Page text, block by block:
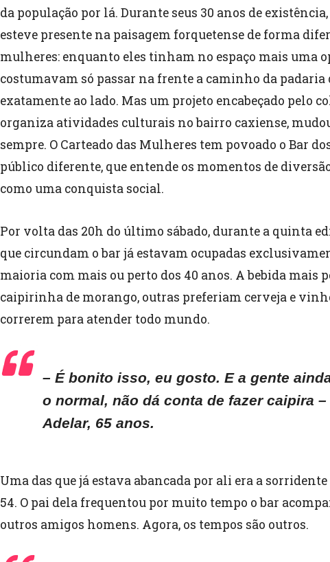
da população por lá. Durante seus 30 anos de
esteve presente na paisagem forquetense de forma
mulheres: enquanto eles tinham no espaço mais uma
costumavam só passar na frente a caminho da
exatamente ao lado. Mas um projeto encabeçado pelo
organiza atividades culturais no bairro caxiense,
sempre. O Carteado das Mulheres tem povoado o Bar
público diferente, que entende os momentos de
como uma conquista social.
Por volta das 20h do último sábado, durante a quinta
que circundam o bar já estavam ocupadas
maioria com mais ou perto dos 40 anos. A bebida mais
caipirinha de morango, outras preferiam cerveja e
correrem para atender todo mundo.
– É bonito isso, eu gosto. E a gente
o normal, não dá conta de fazer caipira
Adelar, 65 anos.
Uma das que já estava abancada por ali era a
54. O pai dela frequentou por muito tempo o bar
outros amigos homens. Agora, os tempos são outros.